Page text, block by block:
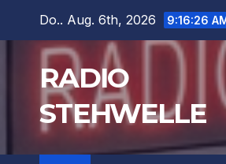
springen
Do.. Aug. 6th, 2026 9:16:27
RADIO
STEHWELLE